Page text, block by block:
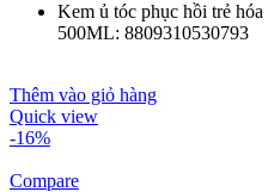
Kem ủ tóc phục hồi trẻ
500ML: 8809310530793
Thêm vào giỏ hàng
Quick view
-16%
Compare